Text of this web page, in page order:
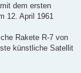
dem ersten
12. April 1961
Rakete R-7 von
künstliche Satellit